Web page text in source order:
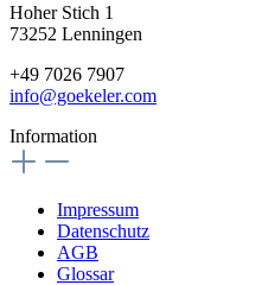
Hoher Stich 1
73252 Lenningen
+49 7026 7907
info@goekeler.com
Information
Impressum
Datenschutz
AGB
Glossar